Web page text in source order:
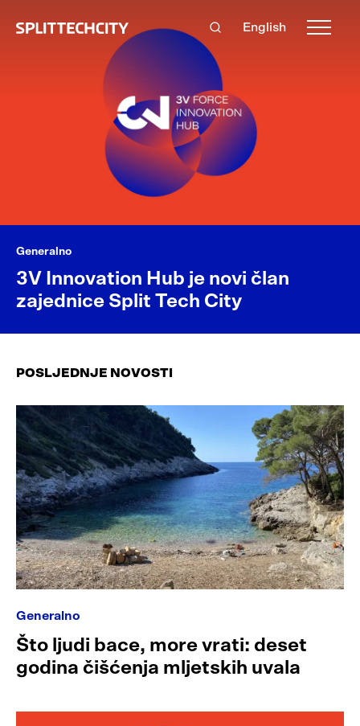
English
Generalno
3V Innovation Hub je novi član
zajednice Split Tech City
POSLJEDNJE NOVOSTI
Generalno
Što ljudi bace, more vrati: deset
godina čišćenja mljetskih uvala